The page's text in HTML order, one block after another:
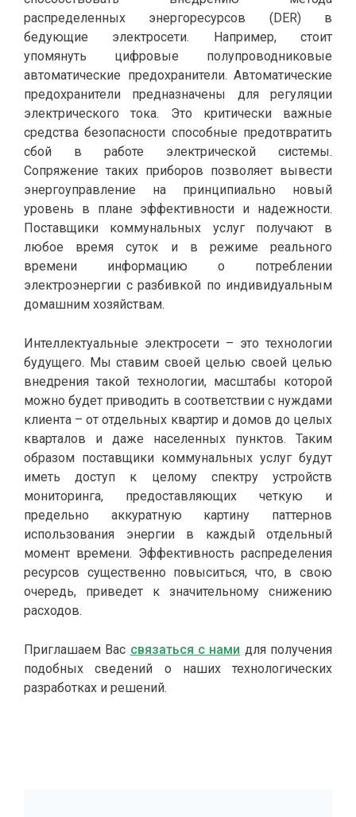
распределенных энергоресурсов (DER) в
бедующие электросети. Например, стоит
упомянуть цифровые полупроводниковые
автоматические предохранители. Автоматические
предохранители предназначены для регуляции
электрического тока. Это критически важные
средства безопасности способные предотвратить
сбой в работе электрической системы.
Сопряжение таких приборов позволяет вывести
энергоуправление на принципиально новый
уровень в плане эффективности и надежности.
Поставщики коммунальных услуг получают в
любое время суток и в режиме реального
времени информацию о потреблении
электроэнергии с разбивкой по индивидуальным
домашним хозяйствам.
Интеллектуальные электросети – это технологии
будущего. Мы ставим своей целью своей целью
внедрения такой технологии, масштабы которой
можно будет приводить в соответствии с нуждами
клиента – от отдельных квартир и домов до целых
кварталов и даже населенных пунктов. Таким
образом поставщики коммунальных услуг будут
иметь доступ к целому спектру устройств
мониторинга, предоставляющих четкую и
предельно аккуратную картину паттернов
использования энергии в каждый отдельный
момент времени. Эффективность распределения
ресурсов существенно повыситься, что, в свою
очередь, приведет к значительному снижению
расходов.
Приглашаем Вас связаться с нами для получения
подобных сведений о наших технологических
разработках и решений.